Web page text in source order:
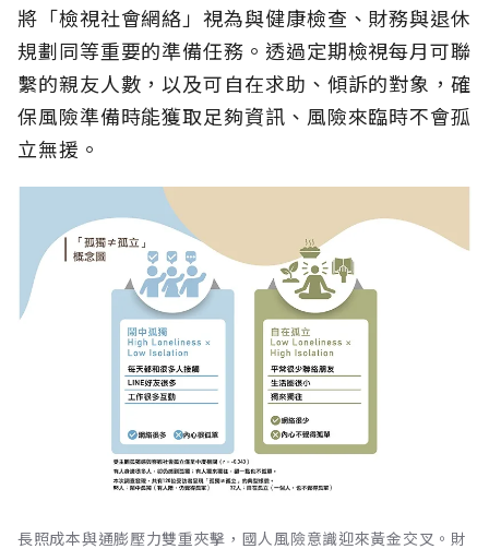
將「檢視社會網絡」視為與健康檢查、財務與退休
規劃同等重要的準備任務。透過定期檢視每月可聯
繫的親友人數，以及可自在求助、傾訴的對象，確
保風險準備時能獲取足夠資訊、風險來臨時不會孤
立無援。
長照成本與通膨壓力雙重夾擊，國人風險意識迎來黃金交叉。財